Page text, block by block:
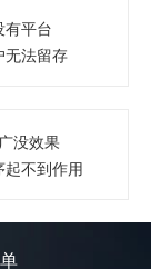
有平台
无法留存
没效果
起不到作用